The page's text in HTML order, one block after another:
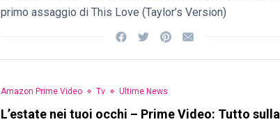
primo assaggio di This Love (Taylor’s Version)
Amazon Prime Video Tv Ultime News
L’estate nei tuoi occhi – Prime Video: Tutto sulla